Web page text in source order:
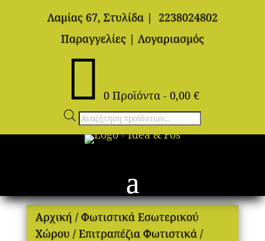
Λαμίας 67, Στυλίδα |
2238024802
Παραγγελίες | Λογαριασμός
 0 Προϊόντα - 0,00 €
Αναζήτηση
προϊόντων
Αρχική / Φωτιστικά Εσωτερικού
Χώρου / Επιτραπέζια Φωτιστικά/